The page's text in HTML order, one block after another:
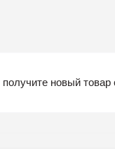
новый товар